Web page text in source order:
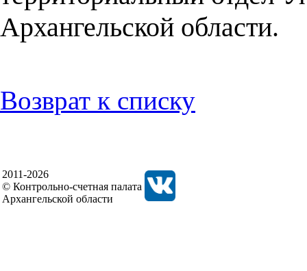
Архангельской области.
Возврат к списку
2011-2026
© Контрольно-счетная палата
Архангельской области